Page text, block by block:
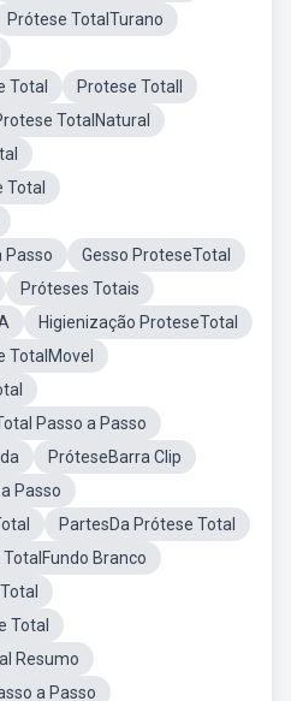
Prótese TotalTurano
Total
Protese TotalI
TotalNatural
Total
Passo
Gesso ProteseTotal
Próteses Totais
Higienização ProteseTotal
TotalMovel
Passo a Passo
PróteseBarra Clip
Passo
PartesDa Prótese Total
Branco
Total
Resumo
a Passo